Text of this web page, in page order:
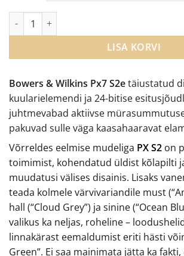
Bowers & Wilkins Px7 S2etäiustatud
kuularielemendi ja 24-bitise
juhtmevabad aktiivse
pakuvad sulle väga kaasahaaravat
Võrreldes eelmise mudeliga PX S2 on
toimimist, kohendatud üldist kõlapilti
muudatusi välises disainis. Lisaks
teada kolmele värvivariandile must
hall (“Cloud Grey”) ja sinine (“Ocean
valikus ka neljas, roheline –
linnakärast eemaldumist eriti hästi
Green”. Ei saa mainimata jätta ka
Bowers & Wilkins Px7 S2e juhtmevabad
LISA KORVI